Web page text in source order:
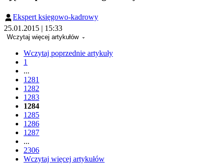
Ekspert księgowo-kadrowy
25.01.2015 | 15:33
Wczytaj więcej artykułów
Wczytaj poprzednie artykuły
1
...
1281
1282
1283
1284
1285
1286
1287
...
2306
Wczytaj więcej artykułów